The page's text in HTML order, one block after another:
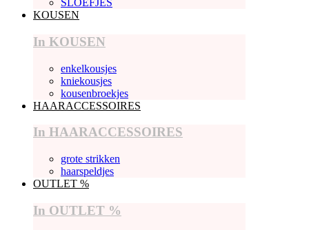
SLOEFJES
KOUSEN
In KOUSEN
enkelkousjes
kniekousjes
kousenbroekjes
HAARACCESSOIRES
In HAARACCESSOIRES
grote strikken
haarspeldjes
OUTLET %
In OUTLET %